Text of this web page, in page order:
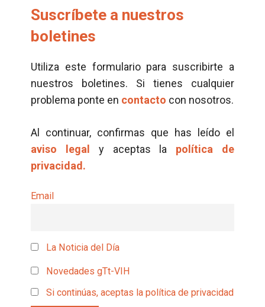
Suscríbete a nuestros
boletines
Utiliza este formulario para suscribirte a
nuestros boletines. Si tienes cualquier
problema ponte en contacto con nosotros.
Al continuar, confirmas que has leído el
aviso legal
y aceptas la política de
privacidad.
Email
La Noticia del Día
Novedades gTt-VIH
Si continúas, aceptas la política de privacidad